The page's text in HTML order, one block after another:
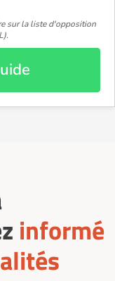
sur la liste d'opposition
informé